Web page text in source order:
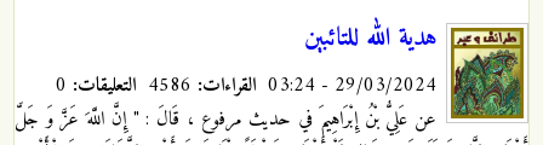
هدية الله للتائبين
29/03/2024 - 03:24 القراءات: التعليقات:
عن عَلِيُّ بْنُ إِبْرَاهِيمَ في حديث مرفوع ، قَالَ : " إِنَّ اللَّهَ عَزَّ وَ جَلَّ